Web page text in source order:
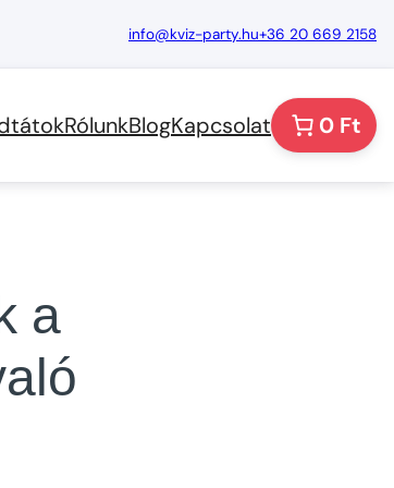
info@kviz-party.hu+36 20 669 2158
RólunkBlogKapcsolat 0 Ft
a